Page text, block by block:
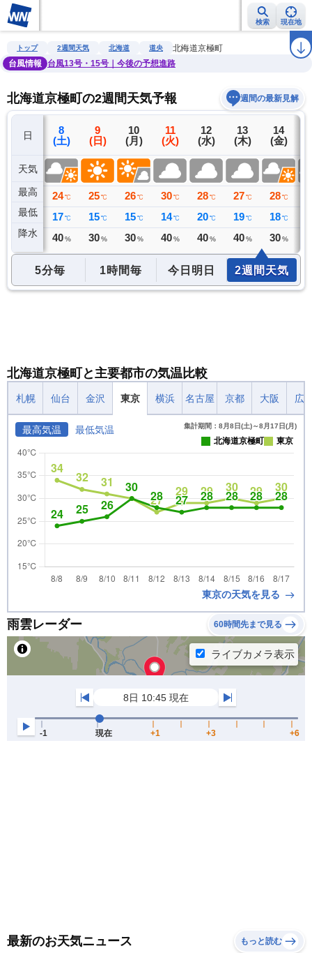
検索 現在地
雨雲レーダー 台風情報 地震情報 警報・注意報 ラ
トップ 2週間天気 北海道 道央
北海道京極町
台風情報
台風13号・15号｜今後の予想進路
北海道京極町の2週間天気予報 週間の最新見解
日
天気
最高
最低
降水
7
(金)
30 ℃
17 ℃
0 ミリ
8
(土)
24 ℃
17 ℃
40 %
9
(日)
25 ℃
15 ℃
30 %
10
(月)
26 ℃
15 ℃
30 %
11
(火)
30 ℃
14 ℃
40 %
12
(水)
28 ℃
20 ℃
40 %
13
(木)
27 ℃
19 ℃
40 %
14
(金)
28 ℃
18 ℃
30 %
5分毎 1時間毎 今日明日 2週間天気
北海道京極町と主要都市の気温比較
札幌 仙台 金沢 東京 横浜 名古屋 京都 大阪 広
最高気温 最低気温 集計期間：8月8日(土)～8月17日(月)
北海道京極町 東京
東京の天気を見る
雨雲レーダー 60時間先まで見る
最新のお天気ニュース もっと読む